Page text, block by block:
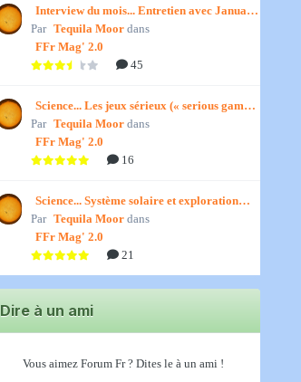
Interview du mois... Entretien avec January,
par Titenath
Par Tequila Moor dans
FFr Mag' 2.0
45
Science... Les jeux sérieux (« serious games
») par Jedino
Par Tequila Moor dans
FFr Mag' 2.0
16
Science... Système solaire et exploration
spatiale, par Jedino
Par Tequila Moor dans
FFr Mag' 2.0
21
Dire à un ami
Vous aimez Forum Fr ? Dites le à un ami !